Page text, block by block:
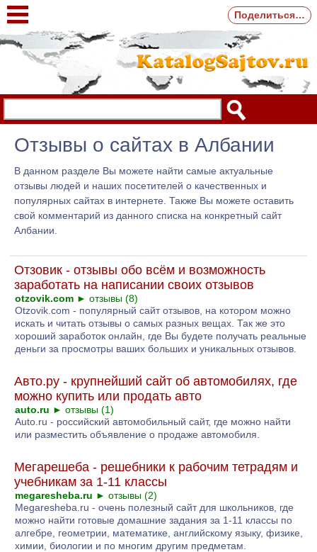
Отзывы о сайтах в Албании
В данном разделе Вы можете найти самые актуальные
отзывы людей и наших посетителей о качественных и
популярных сайтах в интернете. Также Вы можете оставить
свой комментарий из данного списка на конкретный сайт
Албании.
Отзовик - отзывы обо всём и возможность
заработать на написании своих отзывов
otzovik.com ► отзывы (8)
Otzovik.com - популярный сайт отзывов, на котором можно
искать и читать отзывы о самых разных вещах. Так же это
хороший заработок онлайн, где Вы будете получать реальные
деньги за просмотры ваших больших и уникальных отзывов.
Авто.ру - крупнейший сайт об автомобилях, где
можно купить или продать авто
auto.ru ► отзывы (1)
Auto.ru - российский автомобильный сайт, где можно найти
или разместить объявление о продаже автомобиля.
Мегарешеба - решебники к рабочим тетрадям и
учебникам за 1-11 классы
megaresheba.ru ► отзывы (2)
Megaresheba.ru - очень полезный сайт для школьников, где
можно найти готовые домашние задания за 1-11 классы по
алгебре, геометрии, математике, английскому языку, физике,
химии, биологии и по многим другим предметам.
Поделиться…